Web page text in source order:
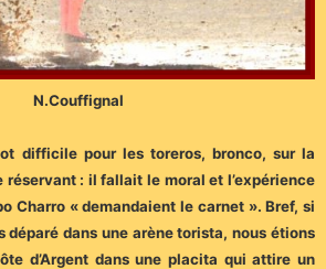
N.Couffignal
difficile pour les toreros, bronco, sur la
réservant : il fallait le moral et l’expérience
Charro « demandaient le carnet ». Bref, si
déparé dans une arène torista, nous étions
d’Argent dans une placita qui attire un